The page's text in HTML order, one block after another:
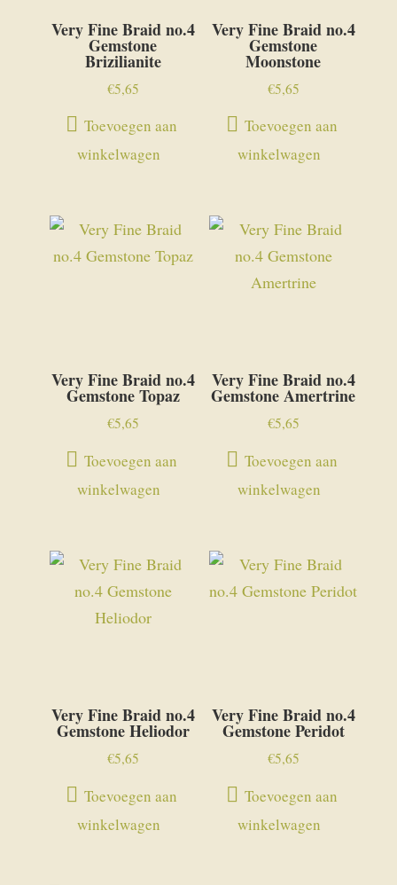
Very Fine Braid no.4
Gemstone
Brizilianite
€5,65
Toevoegen aan
winkelwagen
Very Fine Braid no.4
Gemstone
Moonstone
€5,65
Toevoegen aan
winkelwagen
Very Fine Braid no.4
Gemstone Topaz
€5,65
Toevoegen aan
winkelwagen
Very Fine Braid no.4
Gemstone Amertrine
€5,65
Toevoegen aan
winkelwagen
Very Fine Braid no.4
Gemstone Heliodor
€5,65
Toevoegen aan
winkelwagen
Very Fine Braid no.4
Gemstone Peridot
€5,65
Toevoegen aan
winkelwagen